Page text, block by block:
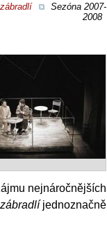
Sezóna 2007-
2008
nejnáročnějších
jednoznačně